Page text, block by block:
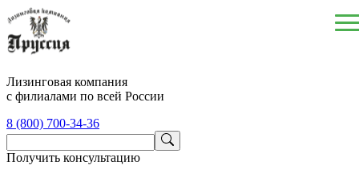
Лизинговая компания
с филиалами по всей России
8 (800) 700-34-36
Получить консультацию